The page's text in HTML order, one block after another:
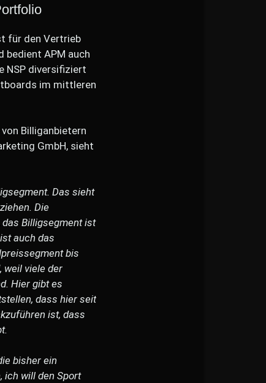
für den Vertrieb
bedient APM auch
NSP diversifiziert
im mittleren
Billiganbietern
GmbH, sieht
Das sieht
Die
Billigsegment ist
auch das
bis
weil viele der
Hier gibt es
dass hier seit
ist, dass
bisher ein
ich will den Sport